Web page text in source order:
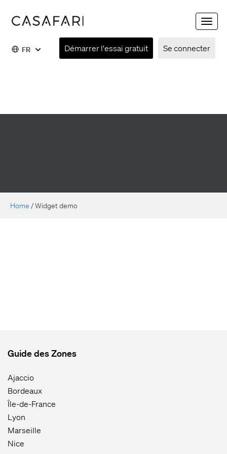
Toggle
FR Se connecter
Démarrer l'essai gratuit
Home /Widget demo
Guide des Zones
Ajaccio
Bordeaux
Île-de-France
Lyon
Marseille
Nice